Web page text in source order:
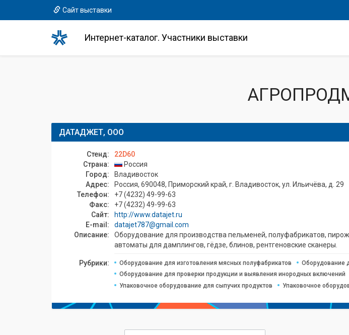
Сайт выставки
Интернет-каталог. Участники выставки
ДАТАДЖЕТ, ООО
Стенд:
22D60
Страна:
Россия
Город:
Владивосток
Адрес:
Россия, 690048, Приморский край, г. Владивосток, ул. Ильичёва, д. 29
Телефон:
+7 (4232) 49-99-63
Факс:
+7 (4232) 49-99-63
Сайт:
http://www.datajet.ru
E-mail:
datajet787@gmail.com
Описание:
Оборудование для производства пельменей, полуфабрикатов,
автоматы для дамплингов, гёдзе, блинов, рентгеновские сканеры.
Рубрики: Оборудование для изготовления мясных полуфабрикатов
Оборудование
Оборудование для проверки продукции и выявления инородных включений
Упаковочное оборудование для сыпучих продуктов
Упаковочное